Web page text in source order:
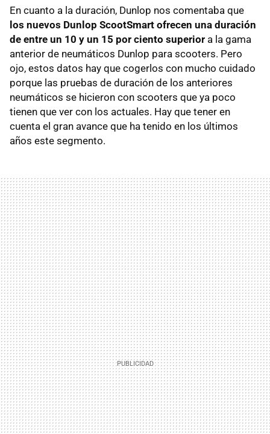
En cuanto a la duración, Dunlop nos comentaba que
los nuevos Dunlop ScootSmart ofrecen una duración
de entre un 10 y un 15 por ciento superior a la gama
anterior de neumáticos Dunlop para scooters. Pero
ojo, estos datos hay que cogerlos con mucho cuidado
porque las pruebas de duración de los anteriores
neumáticos se hicieron con scooters que ya poco
tienen que ver con los actuales. Hay que tener en
cuenta el gran avance que ha tenido en los últimos
años este segmento.